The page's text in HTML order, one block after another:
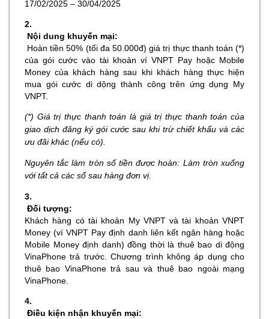
17/02/2025 – 30/04/2025
2.
Nội dung khuyến mại:
Hoàn tiền 50% (tối đa 50.000đ) giá trị thực thanh toán (*)
của gói cước vào tài khoản ví VNPT Pay hoặc Mobile
Money của khách hàng sau khi khách hàng thực hiện
mua gói cước di dộng thành công trên ứng dụng My
VNPT.
(*) Giá trị thực thanh toán là giá trị thực thanh toán của
giao dịch đăng ký gói cước sau khi trừ chiết khấu và các
ưu đãi khác (nếu có).
Nguyên tắc làm tròn số tiền được hoàn: Làm tròn xuống
với tất cả các số sau hàng đơn vị.
3.
Đối tượng:
Khách hàng có tài khoản My VNPT và tài khoản VNPT
Money (ví VNPT Pay định danh liên kết ngân hàng hoặc
Mobile Money định danh) đồng thời là thuê bao di động
VinaPhone trả trước. Chương trình không áp dụng cho
thuê bao VinaPhone trả sau và thuê bao ngoài mạng
VinaPhone.
4.
Điều kiện nhận khuyến mại: